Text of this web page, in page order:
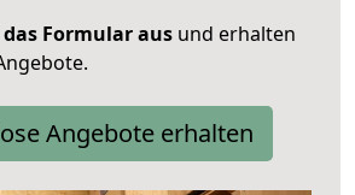
Formular aus und erhalten
Angebote erhalten